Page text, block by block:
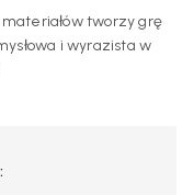
tworzy grę
i wyrazista w